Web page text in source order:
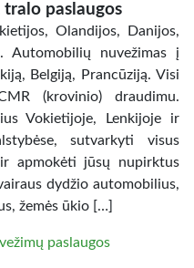
paslaugos
Olandijos, Danijos,
Automobilių nuvežimas į
Belgiją, Prancūziją. Visi
(krovinio) draudimu.
Vokietijoje, Lenkijoje ir
sutvarkyti visus
apmokėti jūsų nupirktus
dydžio automobilius,
žemės ūkio […]
paslaugos